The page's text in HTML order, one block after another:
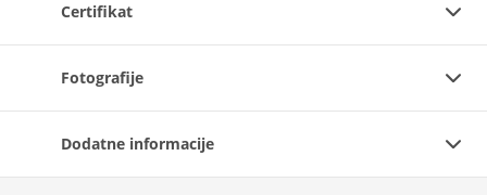
Certifikat
Fotografije
Dodatne informacije